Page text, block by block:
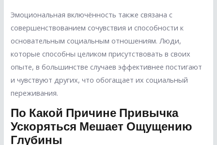
Эмоциональная включённость также связана с
совершенствованием сочувствия и способности к
основательным социальным отношениям. Люди,
которые способны целиком присутствовать в своих
опыте, в большинстве случаев эффективнее постигают
и чувствуют других, что обогащает их социальный
переживания.
По Какой Причине Привычка
Ускоряться Мешает Ощущению
Глубины